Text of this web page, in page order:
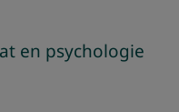
en psychologie